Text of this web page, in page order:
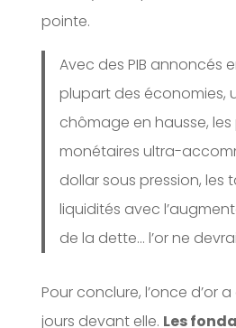
pointe.
Avec des PIB annoncés
plupart des économies,
chômage en hausse,
monétaires ultra-
dollar sous pression, les
liquidités avec
de la dette… l’or ne
Pour conclure, l’once d’or
jours devant elle. Les